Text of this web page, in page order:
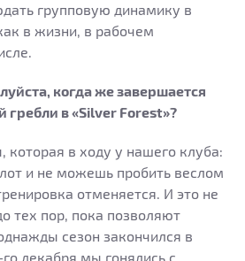
групповую динамику в
в жизни, в рабочем
когда же завершается
гребли в «Silver Forest»?
в ходу у нашего клуба:
и не можешь пробить веслом
отменяется. И это не
тех пор, пока позволяют
сезон закончился в
декабря мы гонялись с